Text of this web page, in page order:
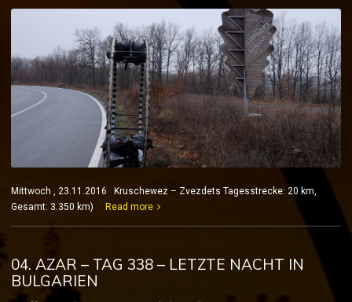
Mittwoch , 23.11.2016 Kruschewez – Zvezdets Tagesstrecke: 20 km,
Gesamt: 3.350 km)
Read more
04. AZAR – TAG 338 – LETZTE NACHT IN
BULGARIEN